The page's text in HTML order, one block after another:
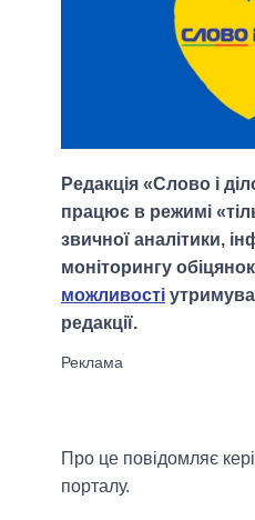
Редакція «Слово і
працює в режимі
звичної аналітики,
моніторингу обіцянок
можливості
редакції.
Про це повідомляє
порталу.